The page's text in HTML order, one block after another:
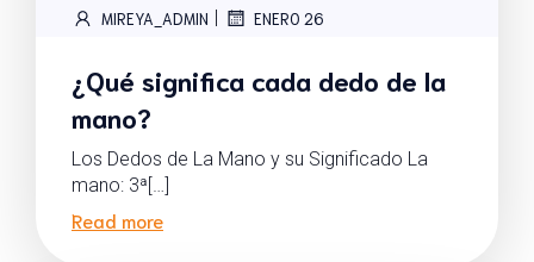
MIREYA_ADMIN | ENERO 26
¿Qué significa cada dedo de la
mano?
Los Dedos de La Mano y su Significado La
mano: 3ª[…]
Read more